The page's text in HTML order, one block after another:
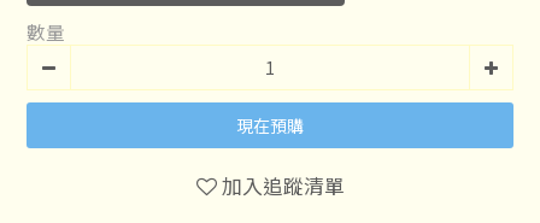
數量
現在預購
加入追蹤清單